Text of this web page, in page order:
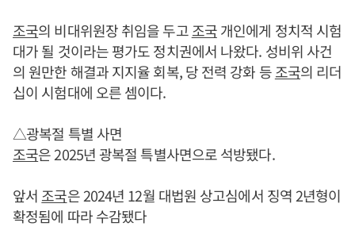
조국의 비대위원장 취임을 두고조국개인에게 정치적 시험
대가 될 것이라는 평가도 정치권에서 나왔다. 성비위 사건
의 원만한 해결과 지지율 회복, 당 전력 강화 등조국의 리더
십이 시험대에 오른 셈이다.
△광복절 특별 사면
조국은 2025년 광복절 특별사면으로 석방됐다.
앞서 조국은 2024년 12월 대법원 상고심에서 징역 2년형이
확정됨에 따라 수감됐다